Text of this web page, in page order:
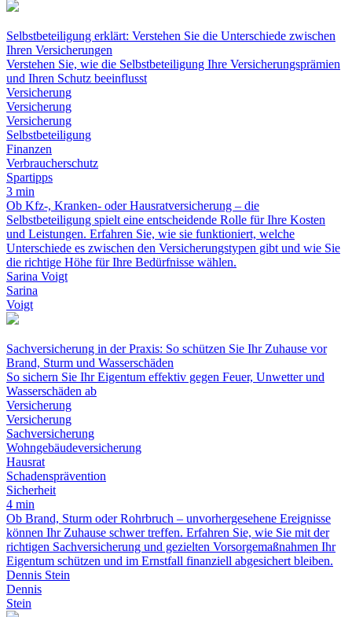
Selbstbeteiligung erklärt: Verstehen Sie die Unterschiede zwischen
Ihren Versicherungen
Verstehen Sie, wie die Selbstbeteiligung Ihre Versicherungsprämien
und Ihren Schutz beeinflusst
Versicherung
Versicherung
Versicherung
Selbstbeteiligung
Finanzen
Verbraucherschutz
Spartipps
3 min
Ob Kfz-, Kranken- oder Hausratversicherung – die
Selbstbeteiligung spielt eine entscheidende Rolle für Ihre Kosten
und Leistungen. Erfahren Sie, wie sie funktioniert, welche
Unterschiede es zwischen den Versicherungstypen gibt und wie Sie
die richtige Höhe für Ihre Bedürfnisse wählen.
Sarina Voigt
Sarina
Voigt
Sachversicherung in der Praxis: So schützen Sie Ihr Zuhause vor
Brand, Sturm und Wasserschäden
So sichern Sie Ihr Eigentum effektiv gegen Feuer, Unwetter und
Wasserschäden ab
Versicherung
Versicherung
Sachversicherung
Wohngebäudeversicherung
Hausrat
Schadensprävention
Sicherheit
4 min
Ob Brand, Sturm oder Rohrbruch – unvorhergesehene Ereignisse
können Ihr Zuhause schwer treffen. Erfahren Sie, wie Sie mit der
richtigen Sachversicherung und gezielten Vorsorgemaßnahmen Ihr
Eigentum schützen und im Ernstfall finanziell abgesichert bleiben.
Dennis Stein
Dennis
Stein